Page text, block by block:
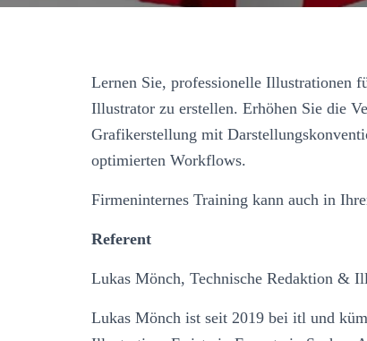
Lernen Sie, professionelle Illustrationen
Illustrator zu erstellen. Erhöhen Sie die
Grafikerstellung mit
optimierten Workflows.
Firmeninternes Training kann auch in
Referent
Lukas Mönch, Technische Redaktion &
Lukas Mönch ist seit 2019 bei itl und